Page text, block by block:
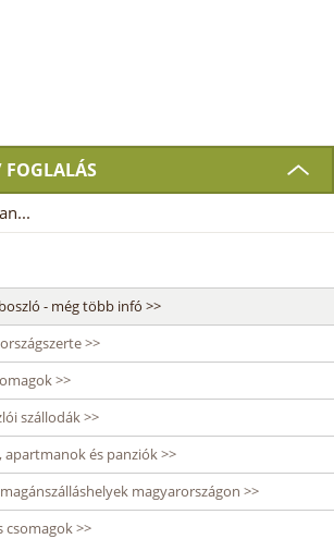
FOGLALÁS
- még több infó >>
>>
>>
szállodák >>
és panziók >>
magyarországon >>
csomagok >>